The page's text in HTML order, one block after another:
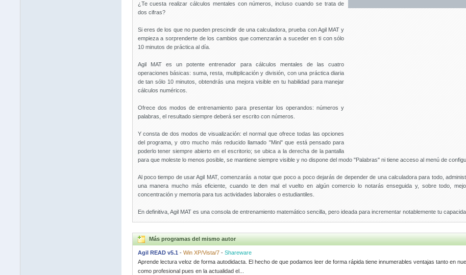
¿Te cuesta realizar cálculos mentales con números, incluso cuando se trata de
dos cifras?
Si eres de los que no pueden prescindir de una calculadora, prueba con Agil MAT y
empieza a sorprenderte de los cambios que comenzarán a suceder en ti con sólo
10 minutos de práctica al día.
Agil MAT es un potente entrenador para cálculos mentales de las cuatro
operaciones básicas: suma, resta, multiplicación y división, con una práctica diaria
de tan sólo 10 minutos, obtendrás una mejora visible en tu habilidad para manejar
cálculos numéricos.
Ofrece dos modos de entrenamiento para presentar los operandos: números y
palabras, el resultado siempre deberá ser escrito con números.
Y consta de dos modos de visualización: el normal que ofrece todas las opciones
del programa, y otro mucho más reducido llamado "Mini" que está pensado para
poderlo tener siempre abierto en el escritorio; se ubica a la derecha de la pantalla
para que moleste lo menos posible, se mantiene siempre visible y no dispone del modo "Palabras" ni tiene acceso al menú de
Al poco tiempo de usar Agil MAT, comenzarás a notar que poco a poco dejarás de depender de una calculadora para todo,
una manera mucho más eficiente, cuando te den mal el vuelto en algún comercio lo notarás enseguida y, sobre todo,
concentración y memoria para tus actividades laborales o estudiantiles.
En definitiva, Agil MAT es una consola de entrenamiento matemático sencilla, pero ideada para incrementar notablemente tu
Más programas del mismo autor
Agil READ v5.1 - Win XP/Vista/7- Shareware
Aprende lectura veloz de forma autodidacta. El hecho de que podamos leer de forma rápida tiene innumerables ventajas tanto en
como profesional pues en la actualidad el...